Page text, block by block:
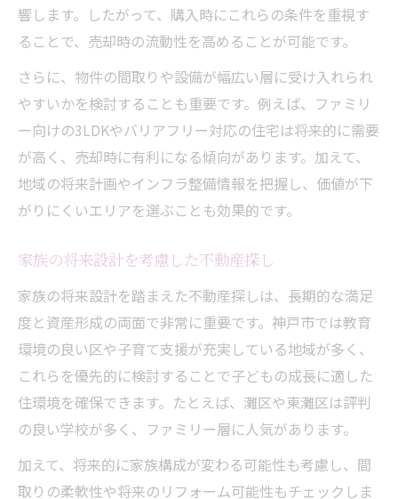
響します。したがって、購入時にこれらの条件を重視す
ることで、売却時の流動性を高めることが可能です。
さらに、物件の間取りや設備が幅広い層に受け入れられ
やすいかを検討することも重要です。例えば、ファミリ
ー向けの3LDKやバリアフリー対応の住宅は将来的に需要
が高く、売却時に有利になる傾向があります。加えて、
地域の将来計画やインフラ整備情報を把握し、価値が下
がりにくいエリアを選ぶことも効果的です。
家族の将来設計を考慮した不動産探し
家族の将来設計を踏まえた不動産探しは、長期的な満足
度と資産形成の両面で非常に重要です。神戸市では教育
環境の良い区や子育て支援が充実している地域が多く、
これらを優先的に検討することで子どもの成長に適した
住環境を確保できます。たとえば、灘区や東灘区は評判
の良い学校が多く、ファミリー層に人気があります。
加えて、将来的に家族構成が変わる可能性も考慮し、間
取りの柔軟性や将来のリフォーム可能性もチェックしま